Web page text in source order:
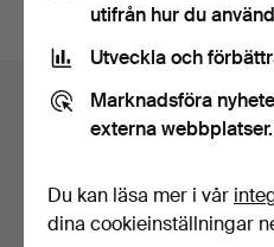
Sidfotsnavigation
Hjälp och kontakt
Kontakta support
Betalningsalternativ
Vi skickar med
utifrån hur du
Utveckla och
Marknadsföra
externa webbplatser.
Du kan läsa mer i vår
dina cookieinställningar